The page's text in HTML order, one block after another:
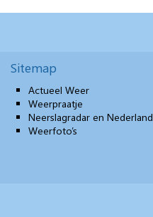
Sitemap
Actueel Weer
Weerpraatje
Neerslagradar en Nederland
Weerfoto’s